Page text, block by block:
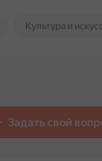
Культура и
Задать свой